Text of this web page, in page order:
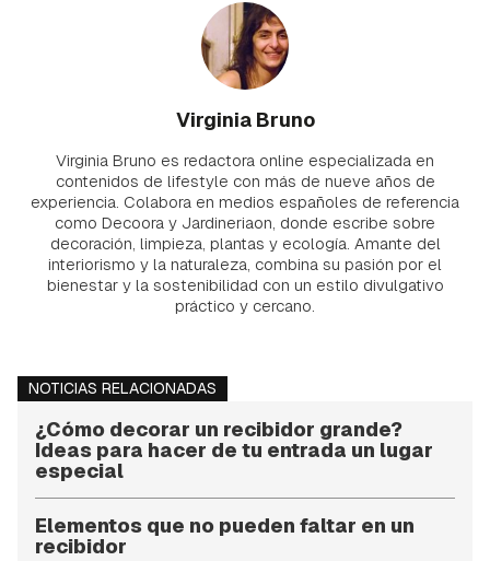
Virginia Bruno
Virginia Bruno es redactora online especializada en
contenidos de lifestyle con más de nueve años de
experiencia. Colabora en medios españoles de referencia
como Decoora y Jardineriaon, donde escribe sobre
decoración, limpieza, plantas y ecología. Amante del
interiorismo y la naturaleza, combina su pasión por el
bienestar y la sostenibilidad con un estilo divulgativo
práctico y cercano.
NOTICIAS RELACIONADAS
¿Cómo decorar un recibidor grande?
Ideas para hacer de tu entrada un lugar
especial
Elementos que no pueden faltar en un
recibidor